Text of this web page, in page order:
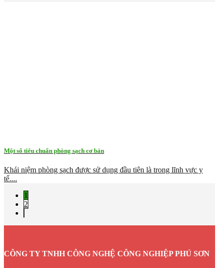
Một số tiêu chuẩn phòng sạch cơ bản
Khái niệm phòng sạch được sử dụng đầu tiên là trong lĩnh vực y
tế....
1
2
CÔNG TY TNHH CÔNG NGHỆ CÔNG NGHIỆP PHÚ SƠN